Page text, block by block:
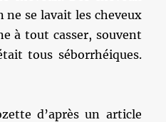
ne se lavait les cheveux
à tout casser, souvent
tous séborrhéiques.
d’après un article